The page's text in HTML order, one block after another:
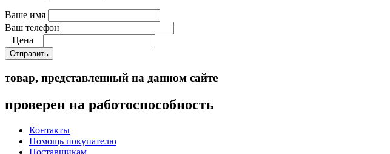
Ваше имя
Ваш телефон
Цена
Отправить
товар, представленный на данном сайте
проверен на работоспособность
Контакты
Помощь покупателю
Поставщикам